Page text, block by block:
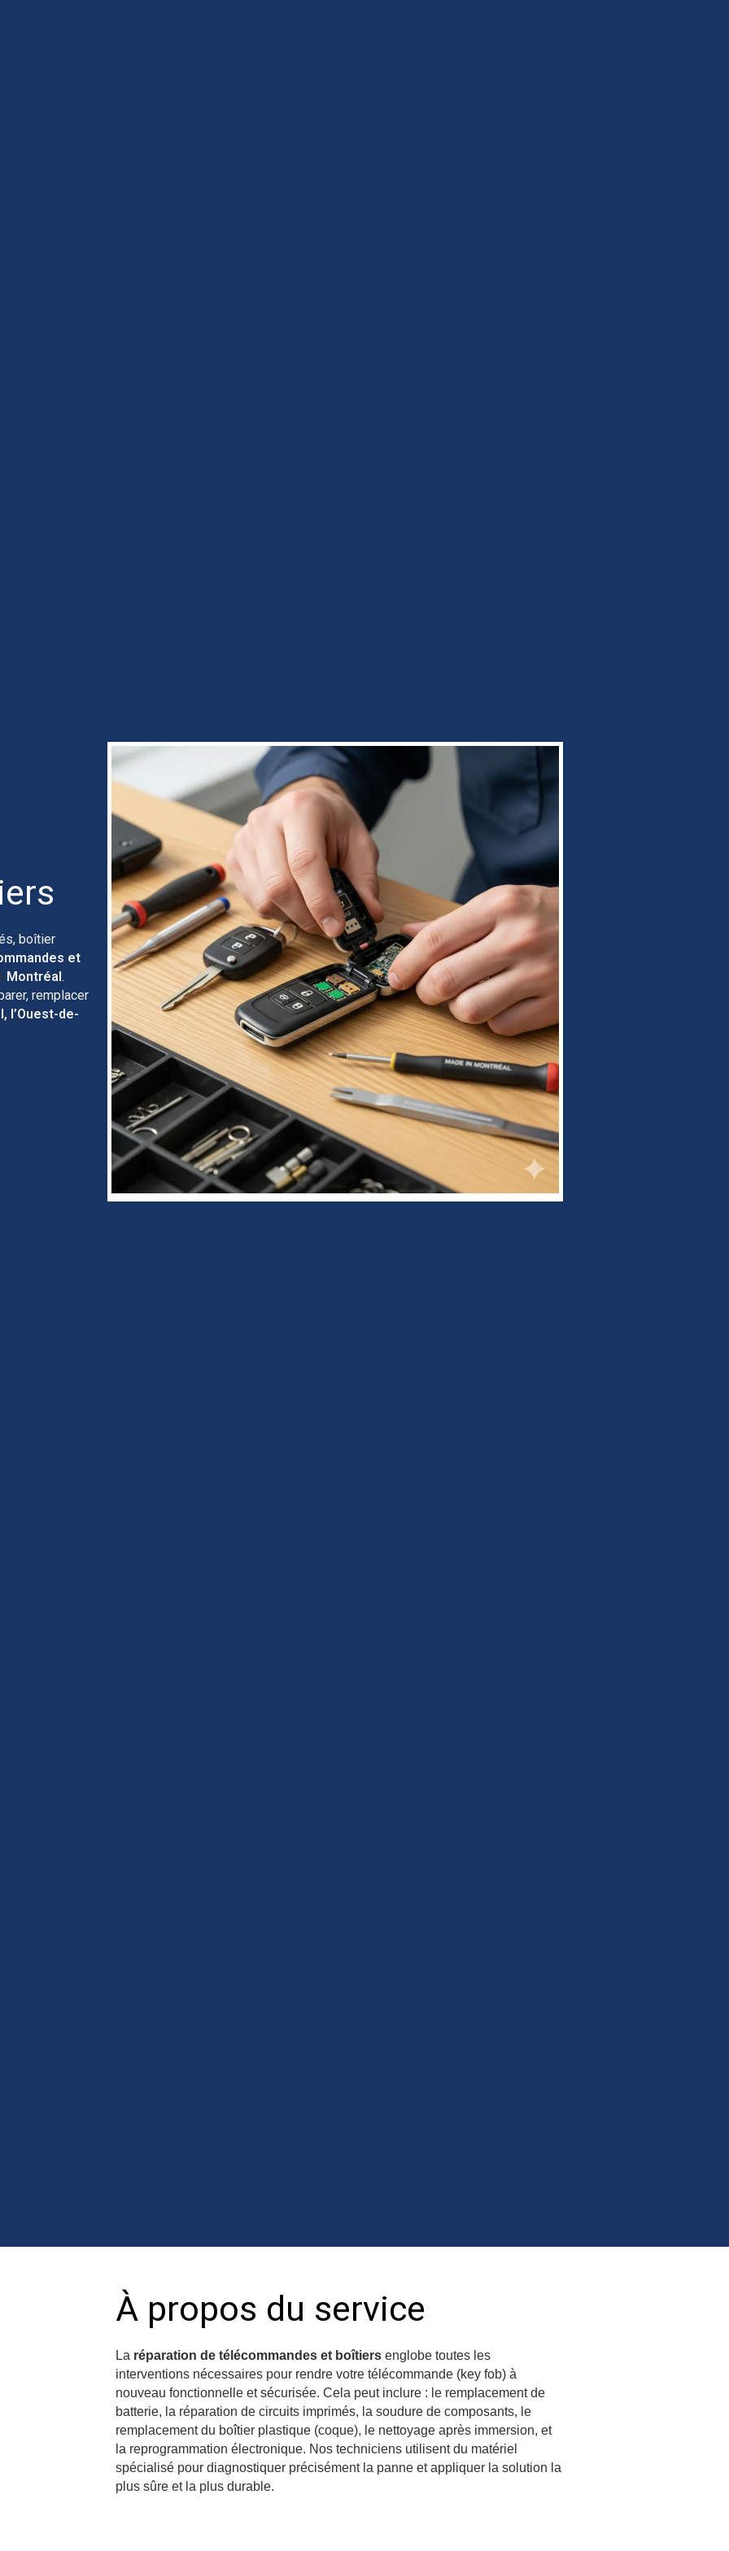
boîtier
et
Montréal.
remplacer
l’Ouest-de-
À propos du service
La réparation de télécommandes et boîtiers englobe toutes les
interventions nécessaires pour rendre votre télécommande (key fob) à
nouveau fonctionnelle et sécurisée. Cela peut inclure : le remplacement de
batterie, la réparation de circuits imprimés, la soudure de composants, le
remplacement du boîtier plastique (coque), le nettoyage après immersion, et
la reprogrammation électronique. Nos techniciens utilisent du matériel
spécialisé pour diagnostiquer précisément la panne et appliquer la solution la
plus sûre et la plus durable.